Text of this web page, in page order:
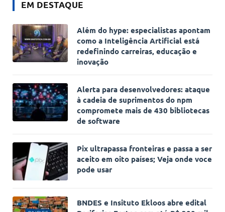
EM DESTAQUE
Além do hype: especialistas apontam
como a Inteligência Artificial está
redefinindo carreiras, educação e
inovação
Alerta para desenvolvedores: ataque
à cadeia de suprimentos do npm
compromete mais de 430 bibliotecas
de software
Pix ultrapassa fronteiras e passa a ser
aceito em oito países; Veja onde voce
pode usar
BNDES e Insituto Ekloos abre edital